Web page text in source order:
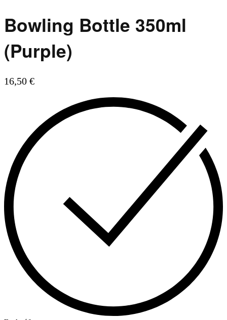
Bowling Bottle 350ml
(Purple)
16,50 €